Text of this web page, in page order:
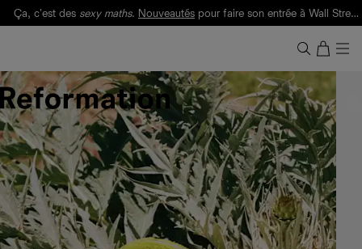
Ça, c'est des sexy maths. Nouveautés pour faire son entrée à Wall Street.